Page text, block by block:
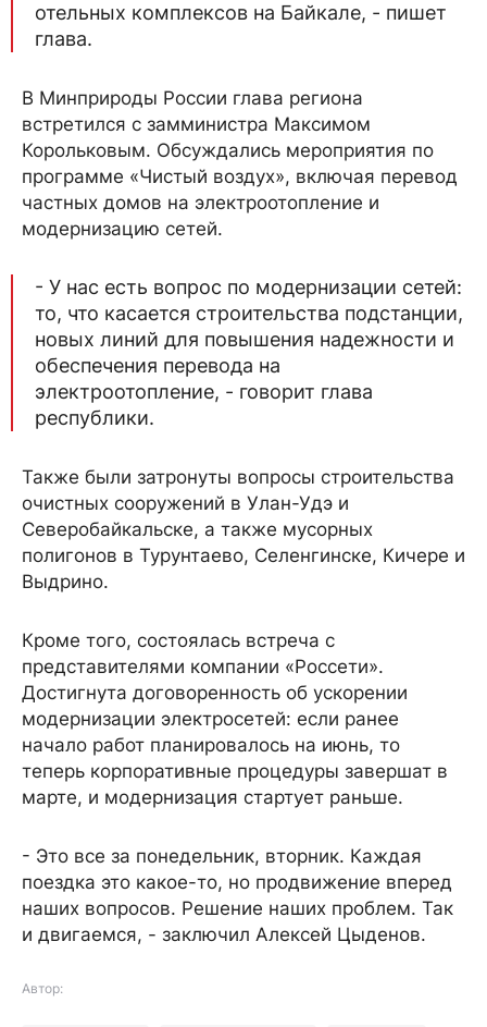
отельных комплексов на Байкале, - пишет
глава.
В Минприроды России глава региона
встретился с замминистра Максимом
Корольковым. Обсуждались мероприятия по
программе «Чистый воздух», включая перевод
частных домов на электроотопление и
модернизацию сетей.
- У нас есть вопрос по модернизации сетей:
то, что касается строительства подстанции,
новых линий для повышения надежности и
обеспечения перевода на
электроотопление, - говорит глава
республики.
Также были затронуты вопросы строительства
очистных сооружений в Улан-Удэ и
Северобайкальске, а также мусорных
полигонов в Турунтаево, Селенгинске, Кичере и
Выдрино.
Кроме того, состоялась встреча с
представителями компании «Россети».
Достигнута договоренность об ускорении
модернизации электросетей: если ранее
начало работ планировалось на июнь, то
теперь корпоративные процедуры завершат в
марте, и модернизация стартует раньше.
- Это все за понедельник, вторник. Каждая
поездка это какое-то, но продвижение вперед
наших вопросов. Решение наших проблем. Так
и двигаемся, - заключил Алексей Цыденов.
Автор: